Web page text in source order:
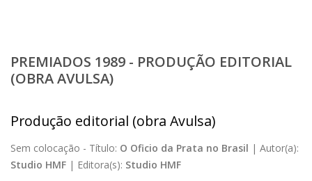
PREMIADOS 1989 - PRODUÇÃO EDITORIAL
(OBRA AVULSA)
Produção editorial (obra Avulsa)
Sem colocação - Título: O Oficio da Prata no Brasil | Autor(a):
Studio HMF | Editora(s): Studio HMF